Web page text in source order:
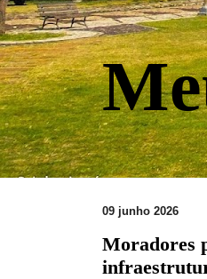
09 junho 2026
Moradores